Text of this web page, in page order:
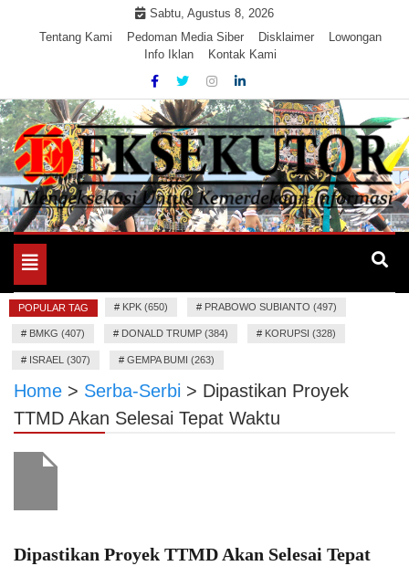
Sabtu, Agustus 8, 2026
Tentang Kami
Pedoman Media Siber Disklaimer
Lowongan
Info Iklan
Kontak Kami
EKSEKUTOR
Mengeksekusi Berita Untuk Kemerdekaan dan Keadilan
Toggle
navigation
POPULAR TAG # KPK (650) # PRABOWO SUBIANTO (497)
# BMKG (407) # DONALD TRUMP (384) # KORUPSI (328)
# ISRAEL (307) # GEMPA BUMI (263)
Home > Serba-Serbi > Dipastikan Proyek
TTMD Akan Selesai Tepat Waktu
Dipastikan Proyek TTMD Akan Selesai Tepat